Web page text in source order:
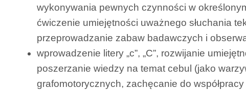
wykonywania pewnych czynności w
ćwiczenie umiejętności uważnego słuchania
przeprowadzanie zabaw badawczych i
wprowadzenie litery „c”, „C”, rozwijanie
poszerzanie wiedzy na temat cebul (jako
grafomotorycznych, zachęcanie do współpracy